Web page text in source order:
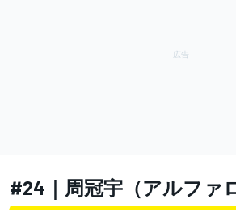
#24｜周冠宇（アルファ